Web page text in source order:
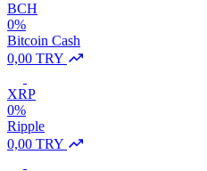
BCH
0%
Bitcoin Cash
0,00 TRY
XRP
0%
Ripple
0,00 TRY